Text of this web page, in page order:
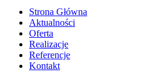
Strona Główna
Aktualności
Oferta
Realizacje
Referencje
Kontakt